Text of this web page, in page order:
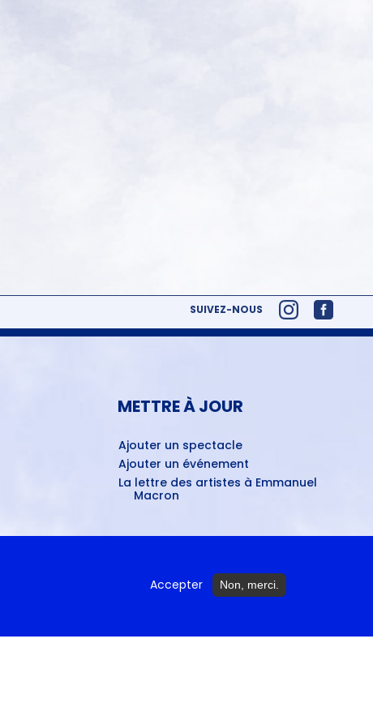
SUIVEZ-NOUS
METTRE À JOUR
Ajouter un spectacle
Ajouter un événement
La lettre des artistes à Emmanuel
Macron
Accepter Non, merci.